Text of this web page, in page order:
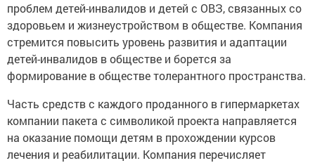
проблем детей-инвалидов и детей с ОВЗ, связанных со
здоровьем и жизнеустройством в обществе. Компания
стремится повысить уровень развития и адаптации
детей-инвалидов в обществе и борется за
формирование в обществе толерантного пространства.
Часть средств с каждого проданного в гипермаркетах
компании пакета с символикой проекта направляется
на оказание помощи детям в прохождении курсов
лечения и реабилитации. Компания перечисляет